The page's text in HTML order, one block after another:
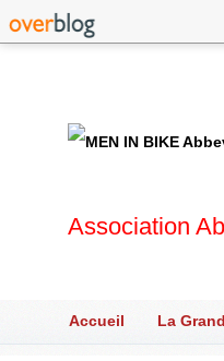
Association
Accueil La